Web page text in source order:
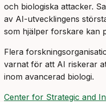
och biologiska attacker.
av AI-utvecklingens
som hjälper forskare kan
Flera
varnat för att AI riskerar
inom avancerad biologi.
Center for Strategic and